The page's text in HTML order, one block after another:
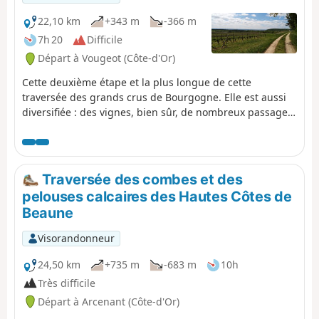
22,10 km
+343 m
-366 m
7h 20
Difficile
Départ à Vougeot (Côte-d'Or)
Cette deuxième étape et la plus longue de cette
traversée des grands crus de Bourgogne. Elle est aussi
diversifiée : des vignes, bien sûr, de nombreux passages
patrimoniales à Nuits-Saint-Georges et à Villers-la-Faye.
Traversée des combes et des
pelouses calcaires des Hautes Côtes de
Beaune
Visorandonneur
24,50 km
+735 m -683 m
10h
Très difficile
Départ à Arcenant (Côte-d'Or)